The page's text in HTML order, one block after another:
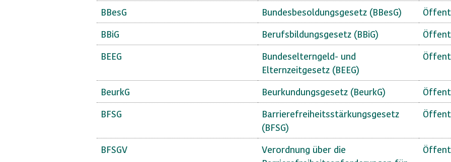
BBesG Bundesbesoldungsgesetz (BBesG)
BBiG Berufsbildungsgesetz (BBiG)
BEEG
Bundeselterngeld- und
Elternzeitgesetz (BEEG)
BeurkG Beurkundungsgesetz (BeurkG)
BFSG
Barrierefreiheitsstärkungsgesetz
(BFSG)
BFSGV
Verordnung über die